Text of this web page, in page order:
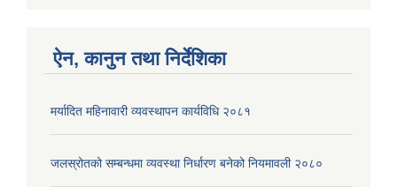
ऐन, कानुन तथा निर्देशिका
मर्यादित महिनावारी व्यवस्थापन कार्यविधि २०८१
जलस्रोतको सम्बन्धमा व्यवस्था निर्धारण बनेको नियमावली २०८०